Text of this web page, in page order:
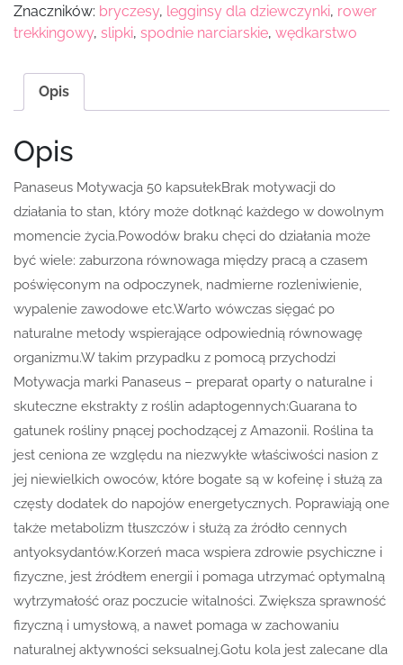
Znaczników: bryczesy, legginsy dla dziewczynki, rower
trekkingowy, slipki, spodnie narciarskie, wędkarstwo
Opis
Opis
Panaseus Motywacja 50 kapsułekBrak motywacji do
działania to stan, który może dotknąć każdego w dowolnym
momencie życia.Powodów braku chęci do działania może
być wiele: zaburzona równowaga między pracą a czasem
poświęconym na odpoczynek, nadmierne rozleniwienie,
wypalenie zawodowe etc.Warto wówczas sięgać po
naturalne metody wspierające odpowiednią równowagę
organizmu.W takim przypadku z pomocą przychodzi
Motywacja marki Panaseus – preparat oparty o naturalne i
skuteczne ekstrakty z roślin adaptogennych:Guarana to
gatunek rośliny pnącej pochodzącej z Amazonii. Roślina ta
jest ceniona ze względu na niezwykłe właściwości nasion z
jej niewielkich owoców, które bogate są w kofeinę i służą za
częsty dodatek do napojów energetycznych. Poprawiają one
także metabolizm tłuszczów i służą za źródło cennych
antyoksydantów.Korzeń maca wspiera zdrowie psychiczne i
fizyczne, jest źródłem energii i pomaga utrzymać optymalną
wytrzymałość oraz poczucie witalności. Zwiększa sprawność
fizyczną i umysłową, a nawet pomaga w zachowaniu
naturalnej aktywności seksualnej.Gotu kola jest zalecane dla